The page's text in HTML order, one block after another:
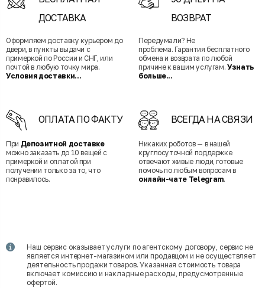
ДОСТАВКА
Оформляем доставку курьером до
двери, в пункты выдачи с
примеркой по России и СНГ, или
почтой в любую точку мира.
Условия доставки...
ВОЗВРАТ
Передумали? Не
проблема. Гарантия бесплатного
обмена и возврата по любой
причине к вашим услугам. Узнать
больше...
ОПЛАТА ПО ФАКТУ
При Депозитной доставке
можно заказать до 10 вещей с
примеркой и оплатой при
получении только за то, что
понравилось.
ВСЕГДА НА СВЯЗИ
Никаких роботов — в нашей
круглосуточной поддержке
отвечают живые люди, готовые
помочь по любым вопросам в
онлайн-чате Telegram.
Наш сервис оказывает услуги по агентскому договору, сервис не
является интернет-магазином или продавцом и не осуществляет
деятельность продажи товаров. Указанная стоимость товара
включает комиссию и накладные расходы, предусмотренные
офертой.